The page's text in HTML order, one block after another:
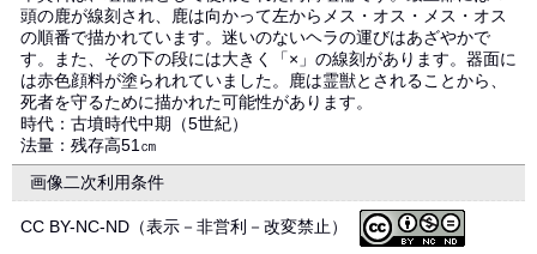
頭の鹿が線刻され、鹿は向かって左からメス・オス・メス・オス
の順番で描かれています。迷いのないヘラの運びはあざやかで
す。また、その下の段には大きく「×」の線刻があります。器面に
は赤色顔料が塗られれていました。鹿は霊獣とされることから、
死者を守るために描かれた可能性があります。
時代：古墳時代中期（5世紀）
法量：残存高51㎝
画像二次利用条件
CC BY-NC-ND（表示－非営利－改変禁止）